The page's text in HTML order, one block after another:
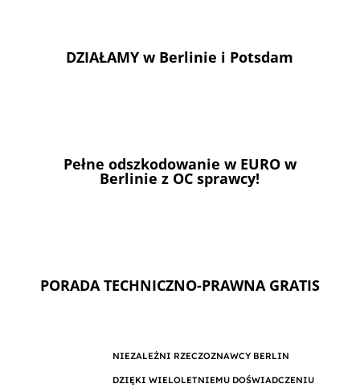
DZIAŁAMY w Berlinie i Potsdam
Pełne odszkodowanie w EURO w
Berlinie z OC sprawcy!
PORADA TECHNICZNO-PRAWNA GRATIS
NIEZALEŻNI RZECZOZNAWCY BERLIN
DZIĘKI WIELOLETNIEMU DOŚWIADCZENIU